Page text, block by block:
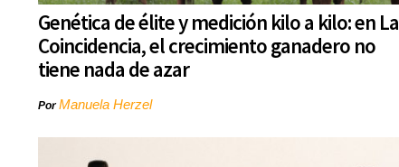
Genética de élite y medición kilo a kilo: en La
Coincidencia, el crecimiento ganadero no
tiene nada de azar
PorManuela Herzel